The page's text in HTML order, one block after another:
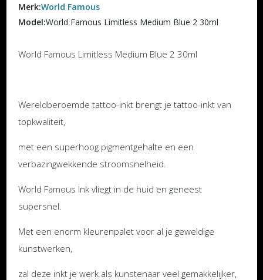
Merk:World Famous
Model:World Famous Limitless Medium Blue 2 30ml
World Famous Limitless Medium Blue 2 30ml
Wereldberoemde tattoo-inkt brengt je tattoo-inkt van
topkwaliteit,
met een superhoog pigmentgehalte en een
verbazingwekkende stroomsnelheid.
World Famous Ink vliegt in de huid en geneest
supersnel.
Met een enorm kleurenpalet voor al je geweldige
kunstwerken,
zal deze inkt je werk als kunstenaar veel gemakkelijker,